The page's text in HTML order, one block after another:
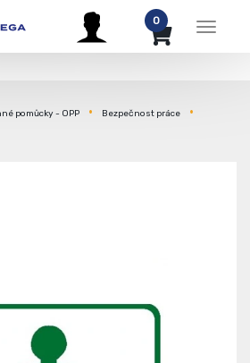
Menu
0
pomůcky - OPP
Bezpečnost práce